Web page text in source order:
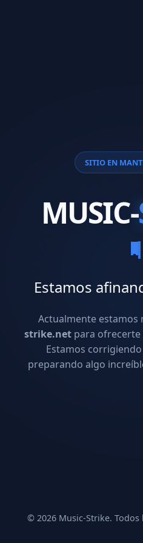
SITIO EN
MUSIC-
Estamos
Actualmente estamos
strike.netpara ofrecerte
Estamos
preparando algo
© 2026 Music-Strike.